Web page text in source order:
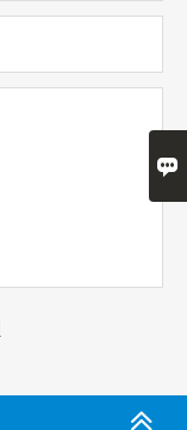
